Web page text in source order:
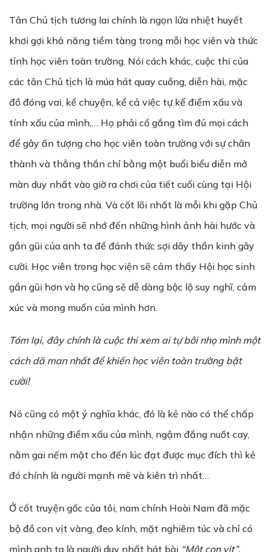
Tân Chủ tịch tương lai chính là ngọn lửa nhiệt huyết
khơi gợi khả năng tiềm tàng trong mỗi học viên và thức
tỉnh học viên toàn trường. Nói cách khác, cuộc thi của
các tân Chủ tịch là múa hát quay cuồng, diễn hài, mặc
đồ đóng vai, kể chuyện, kể cả việc tự kể điểm xấu và
tính xấu của mình,… Họ phải cố gắng tìm đủ mọi cách
để gây ấn tượng cho học viên toàn trường với sự chân
thành và thẳng thắn chỉ bằng một buổi biểu diễn mở
màn duy nhất vào giờ ra chơi của tiết cuối cùng tại Hội
trường lớn trong nhà. Và cốt lõi nhất là mỗi khi gặp Chủ
tịch, mọi người sẽ nhớ đến những hình ảnh hài hước và
gần gũi của anh ta để đánh thức sợi dây thần kinh gây
cười. Học viên trong học viện sẽ cảm thấy Hội học sinh
gần gũi hơn và họ cũng sẽ dễ dàng bộc lộ suy nghĩ, cảm
xúc và mong muốn của mình hơn.
Tóm lại, đây chính là cuộc thi xem ai tựbôi nhọmình một
cách dã man nhất đểkhiến học viêntoàn trường bật
cười!
Nó cũng có một ý nghĩa khác, đó là kẻ nào có thể chấp
nhận những điểm xấu của mình, ngậm đắng nuốt cay,
nằm gai nếm mật cho đến lúc đạt được mục đích thì kẻ
đó chính là người mạnh mẽ và kiên trì nhất…
Ở cốt truyện gốc của tôi, nam chính Hoài Nam đã mặc
bộ đồ con vịt vàng, đeo kính, mặt nghiêm túc và chỉ có
mình anh ta là người duy nhất hát bài “Một con vịt”.